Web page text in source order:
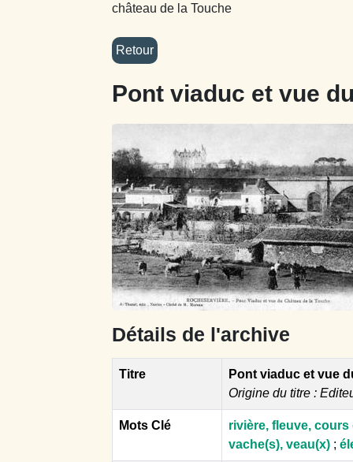
château de la Touche
Pont viaduc et vue
Détails de l'archive
Titre
Pont viaduc et vue
Origine du titre :
Mots Clé
rivière, fleuve,
vache(s), veau(x) ;